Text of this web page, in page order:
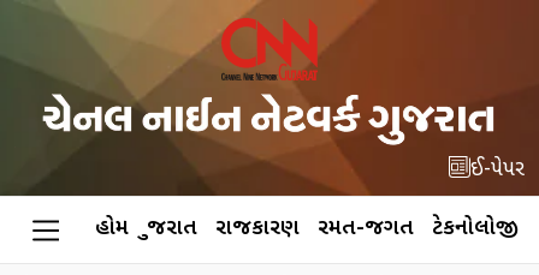
ઈ-પેપર
હોમ ગુજરાત રાજકારણ રમત-જગત ટેકનોલોજી